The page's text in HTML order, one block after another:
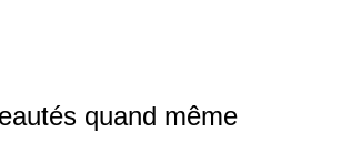
quand même